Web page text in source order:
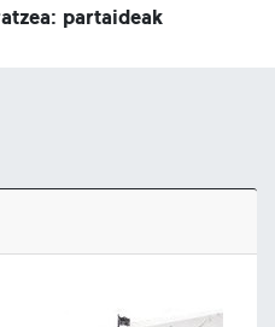
partaideak